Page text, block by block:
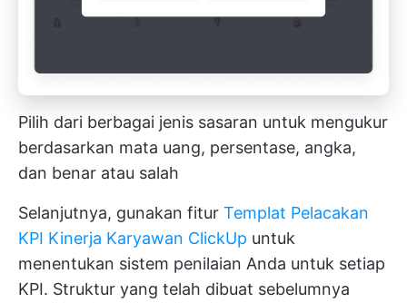
Pilih dari berbagai jenis sasaran untuk mengukur
berdasarkan mata uang, persentase, angka,
dan benar atau salah
Selanjutnya, gunakan fitur Templat Pelacakan
KPI Kinerja Karyawan ClickUp untuk
menentukan sistem penilaian Anda untuk setiap
KPI. Struktur yang telah dibuat sebelumnya